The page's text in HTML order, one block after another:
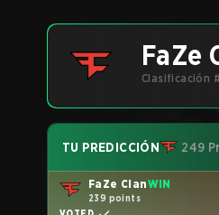
FaZe
Clasificación
TU PREDICCIÓN 249
FaZe ClanWIN
239 points